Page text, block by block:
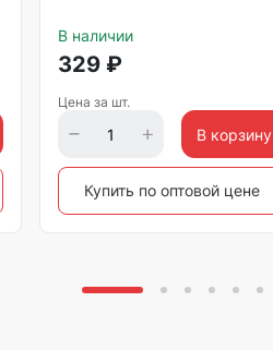
В наличии
329 ₽
Цена за шт.
В корзину
Купить по оптовой цене